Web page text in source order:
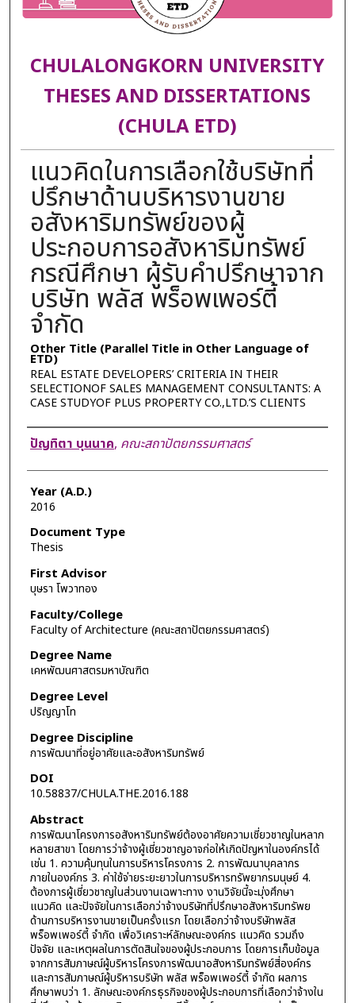
CHULALONGKORN UNIVERSITY
THESES AND DISSERTATIONS
(CHULA ETD)
แนวคิดในการเลือกใช้บริษัทที่
ปรึกษาด้านบริหารงานขาย
อสังหาริมทรัพย์ของผู้
ประกอบการอสังหาริมทรัพย์
กรณีศึกษา ผู้รับคำปรึกษาจาก
บริษัท พลัส พร็อพเพอร์ตี้
จำกัด
Other Title (Parallel Title in Other Language of
ETD)
REAL ESTATE DEVELOPERS’ CRITERIA IN THEIR
SELECTIONOF SALES MANAGEMENT CONSULTANTS: A
CASE STUDYOF PLUS PROPERTY CO.,LTD.’S CLIENTS
Author
ปัญทิตา บุนนาค, คณะสถาปัตยกรรมศาสตร์
Year (A.D.)
2016
Document Type
Thesis
First Advisor
บุษรา โพวาทอง
Faculty/College
Faculty of Architecture (คณะสถาปัตยกรรมศาสตร์)
Degree Name
เคหพัฒนศาสตรมหาบัณฑิต
Degree Level
ปริญญาโท
Degree Discipline
การพัฒนาที่อยู่อาศัยและอสังหาริมทรัพย์
DOI
10.58837/CHULA.THE.2016.188
Abstract
การพัฒนาโครงการอสังหาริมทรัพย์ต้องอาศัยความเชี่ยวชาญในหลาก
หลายสาขา โดยการว่าจ้างผู้เชี่ยวชาญอาจก่อให้เกิดปัญหาในองค์กรได้
เช่น 1. ความคุ้มทุนในการบริหารโครงการ 2. การพัฒนาบุคลากร
ภายในองค์กร 3. ค่าใช้จ่ายระยะยาวในการบริหารทรัพยากรมนุษย์ 4.
ต้องการผู้เชี่ยวชาญในส่วนงานเฉพาะทาง งานวิจัยนี้จะมุ่งศึกษา
แนวคิด และปัจจัยในการเลือกว่าจ้างบริษัทที่ปรึกษาอสังหาริมทรัพย
ด้านการบริหารงานขายเป็นครั้งแรก โดยเลือกว่าจ้างบริษัทพลัส
พร็อพเพอร์ตี้ จำกัด เพื่อวิเคราะห์ลักษณะองค์กร แนวคิด รวมถึง
ปัจจัย และเหตุผลในการตัดสินใจของผู้ประกอบการ โดยการเก็บข้อมูล
จากการสัมภาษณ์ผู้บริหารโครงการพัฒนาอสังหาริมทรัพย์สี่องค์กร
และการสัมภาษณ์ผู้บริหารบริษัท พลัส พร็อพเพอร์ตี้ จำกัด ผลการ
ศึกษาพบว่า 1. ลักษณะองค์กรธุรกิจของผู้ประกอบการที่เลือกว่าจ้างใน